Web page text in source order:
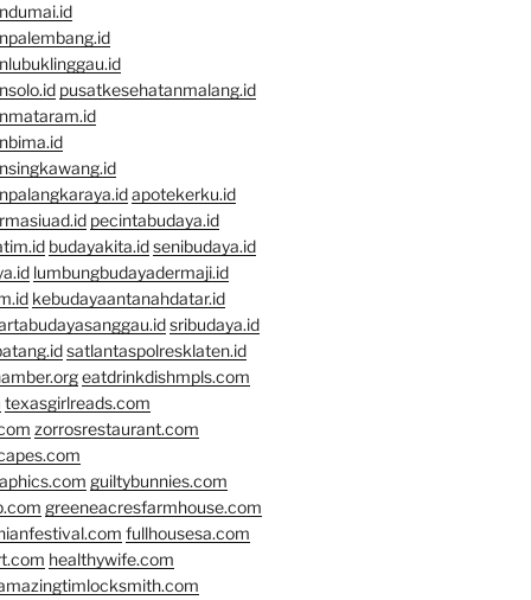
pusatkesehatanmalang.id
apotekerku.id
pecintabudaya.id
budayakita.id senibudaya.id
lumbungbudayadermaji.id
kebudayaantanahdatar.id
sribudaya.id
satlantaspolresklaten.id
eatdrinkdishmpls.com
texasgirlreads.com
zorrosrestaurant.com
guiltybunnies.com
greeneacresfarmhouse.com
fullhousesa.com
healthywife.com